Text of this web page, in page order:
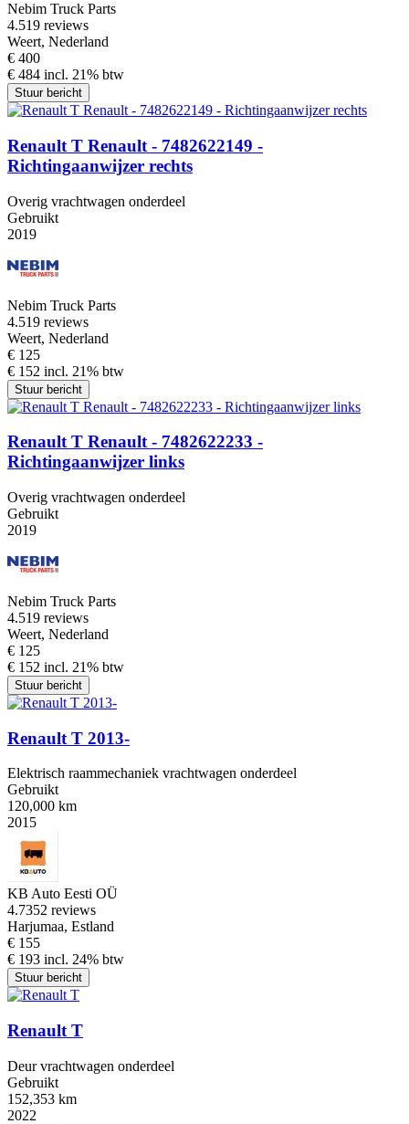
Nebim Truck Parts
4.519 reviews
Weert, Nederland
€ 400
€ 484 incl. 21% btw
Stuur bericht
Renault T Renault - 7482622149 -
Richtingaanwijzer rechts
Overig vrachtwagen onderdeel
Gebruikt
2019
Nebim Truck Parts
4.519 reviews
Weert, Nederland
€ 125
€ 152 incl. 21% btw
Stuur bericht
Renault T Renault - 7482622233 -
Richtingaanwijzer links
Overig vrachtwagen onderdeel
Gebruikt
2019
Nebim Truck Parts
4.519 reviews
Weert, Nederland
€ 125
€ 152 incl. 21% btw
Stuur bericht
Renault T 2013-
Elektrisch raammechaniek vrachtwagen onderdeel
Gebruikt
120,000 km
2015
KB Auto Eesti OÜ
4.7352 reviews
Harjumaa, Estland
€ 155
€ 193 incl. 24% btw
Stuur bericht
Renault T
Deur vrachtwagen onderdeel
Gebruikt
152,353 km
2022